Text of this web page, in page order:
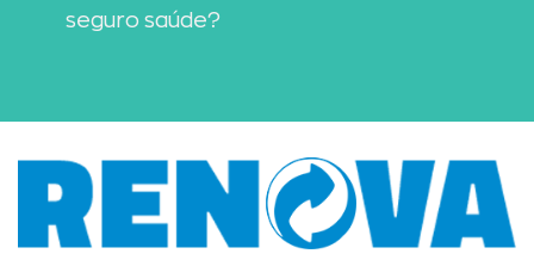
seguro saúde?